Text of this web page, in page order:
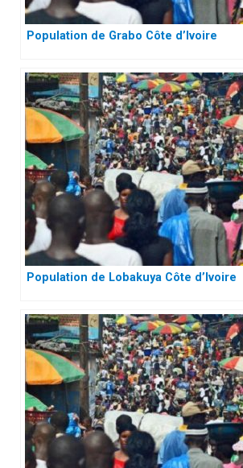
Population de Grabo Côte d’Ivoire
Population de Lobakuya Côte d’Ivoire